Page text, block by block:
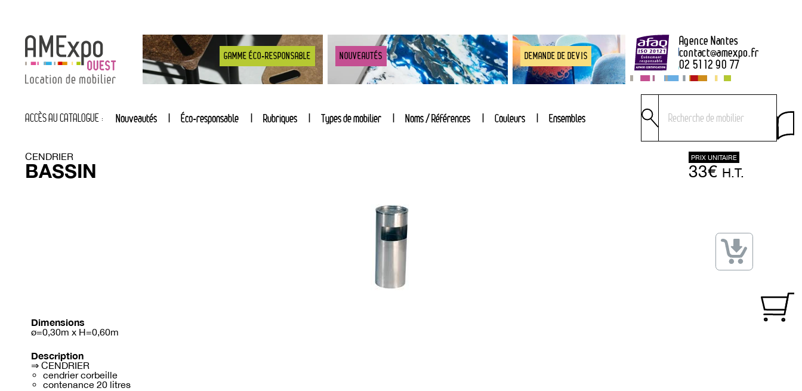
GAMME ÉCO-RESPONSABLE NOUVEAUTÉS DEMANDE DE DEVIS
Agence Nantes
contact@amexpo.fr
02 51 12 90 77
ACCÈS AU CATALOGUE : Nouveautés Éco-responsable Rubriques Types de mobilier Noms / Références Couleurs Ensembles
CENDRIER
BASSIN
PRIX UNITAIRE
33€ H.T.
Dimensions
ø=0,30m x H=0,60m
Description
⇒ CENDRIER
cendrier corbeille
contenance 20 litres